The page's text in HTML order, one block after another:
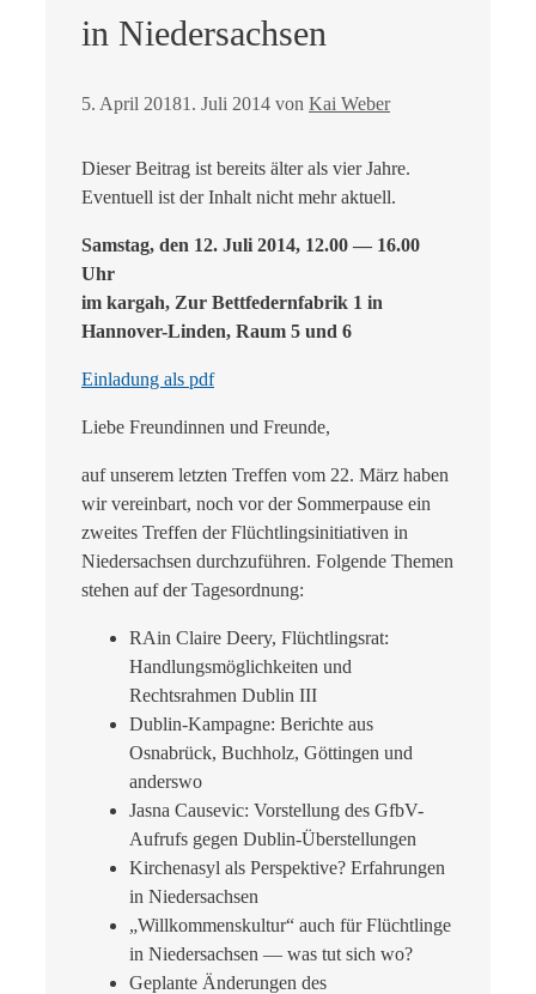
in Niedersachsen
5. April 20181. Juli 2014 von Kai Weber
Dieser Beitrag ist bereits älter als vier Jahre.
Eventuell ist der Inhalt nicht mehr aktuell.
Samstag, den 12. Juli 2014, 12.00 — 16.00
Uhr
im kargah, Zur Bettfedernfabrik 1 in
Hannover-Linden, Raum 5 und 6
Einladung als pdf
Liebe Freundinnen und Freunde,
auf unserem letzten Treffen vom 22. März haben
wir vereinbart, noch vor der Sommerpause ein
zweites Treffen der Flüchtlingsinitiativen in
Niedersachsen durchzuführen. Folgende Themen
stehen auf der Tagesordnung:
RAin Claire Deery, Flüchtlingsrat:
Handlungsmöglichkeiten und
Rechtsrahmen Dublin III
Dublin-Kampagne: Berichte aus
Osnabrück, Buchholz, Göttingen und
anderswo
Jasna Causevic: Vorstellung des GfbV-
Aufrufs gegen Dublin-Überstellungen
Kirchenasyl als Perspektive? Erfahrungen
in Niedersachsen
„Willkommenskultur“ auch für Flüchtlinge
in Niedersachsen — was tut sich wo?
Geplante Änderungen des